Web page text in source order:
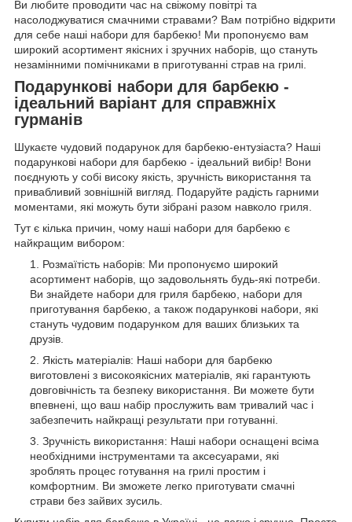
Ви любите проводити час на свіжому повітрі та
насолоджуватися смачними стравами? Вам потрібно відкрити
для себе наші набори для барбекю! Ми пропонуємо вам
широкий асортимент якісних і зручних наборів, що стануть
незамінними помічниками в приготуванні страв на грилі.
Подарункові набори для барбекю -
ідеальний варіант для справжніх
гурманів
Шукаєте чудовий подарунок для барбекю-ентузіаста? Наші
подарункові набори для барбекю - ідеальний вибір! Вони
поєднують у собі високу якість, зручність використання та
привабливий зовнішній вигляд. Подаруйте радість гарними
моментами, які можуть бути зібрані разом навколо гриля.
Тут є кілька причин, чому наші набори для барбекю є
найкращим вибором:
Розмаїтість наборів: Ми пропонуємо широкий
асортимент наборів, що задовольнять будь-які потреби.
Ви знайдете набори для гриля барбекю, набори для
приготування барбекю, а також подарункові набори, які
стануть чудовим подарунком для ваших близьких та
друзів.
Якість матеріалів: Наші набори для барбекю
виготовлені з високоякісних матеріалів, які гарантують
довговічність та безпеку використання. Ви можете бути
впевнені, що ваш набір прослужить вам тривалий час і
забезпечить найкращі результати при готуванні.
Зручність використання: Наші набори оснащені всіма
необхідними інструментами та аксесуарами, які
зроблять процес готування на грилі простим і
комфортним. Ви зможете легко приготувати смачні
страви без зайвих зусиль.